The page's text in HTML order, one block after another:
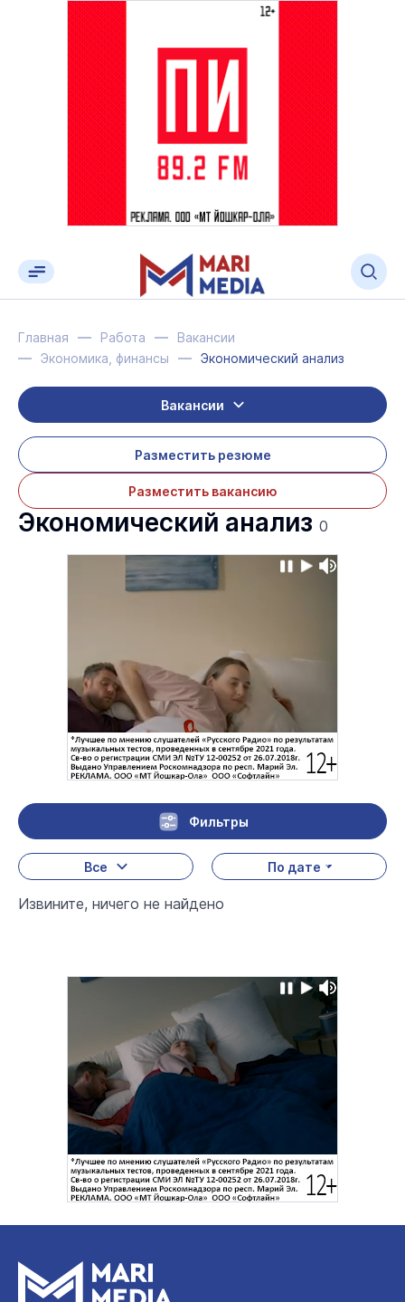
Главная Работа
Вакансии
Экономика, финансы
Экономический анализ
Разместить резюме
Разместить вакансию
Вакансии
Экономический анализ 0
Фильтры
Все По дате
Извините, ничего не найдено